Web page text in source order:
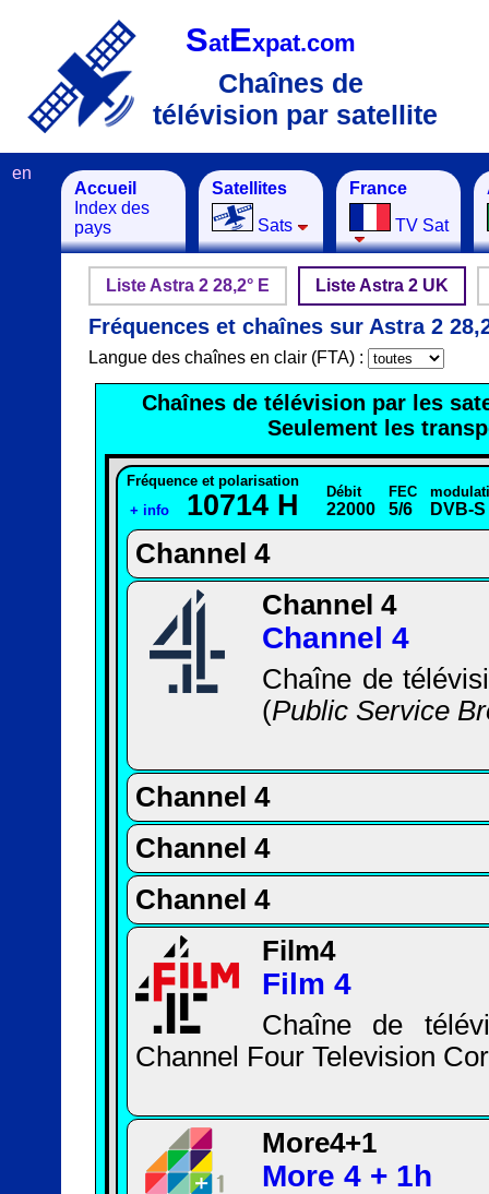
SatExpat.com
Chaînes de
télévision par satellite
Accueil
Index des
pays
Satellites
Sats
France
TV Sat
en
Liste Astra 2 28,2° E Liste Astra 2 UK
Fréquences et chaînes sur Astra 2
Langue des chaînes en clair (FTA) :
Chaînes de télévision par les
Seulement les
Fréquence et polarisation
+ info 10714 H Débit
22000
FEC
5/6 DVB-
Channel 4
Channel 4
Channel 4
Chaîne de
(Public Service
Channel 4
Channel 4
Channel 4
Film4
Film 4
Chaîne de
Channel Four Television
More4+1
More 4 + 1h